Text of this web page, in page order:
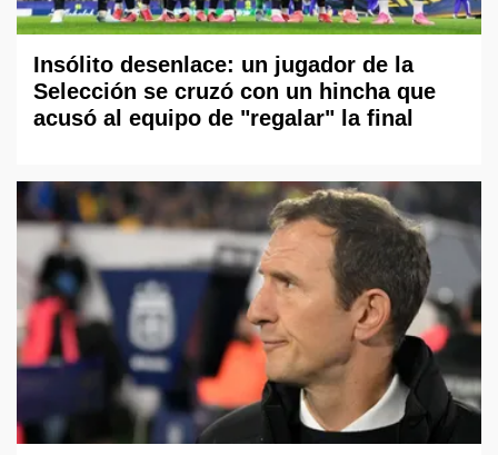
Insólito desenlace: un jugador de la
Selección se cruzó con un hincha que
acusó al equipo de "regalar" la final